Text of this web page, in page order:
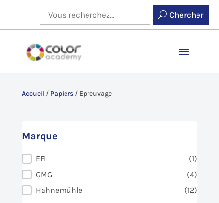
Chercher
Accueil / Papiers/ Epreuvage
Marque
Marque
EFI
(1)
GMG
(4)
Hahnemühle
(12)